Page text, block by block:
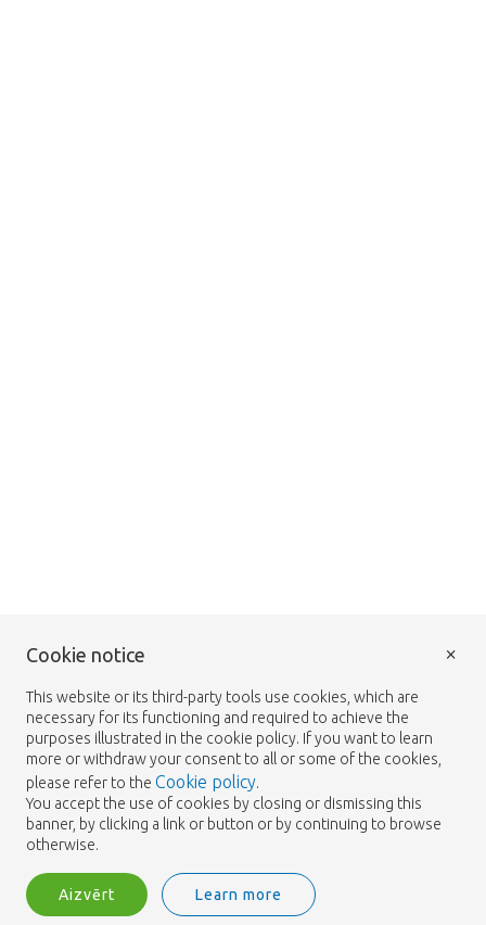
Cookie notice
This website or its third-party tools use cookies, which are
necessary for its functioning and required to achieve the
purposes illustrated in the cookie policy. If you want to learn
more or withdraw your consent to all or some of the cookies,
please refer to the Cookie policy.
You accept the use of cookies by closing or dismissing this
banner, by clicking a link or button or by continuing to browse
otherwise.
Aizvērt Learn more
×